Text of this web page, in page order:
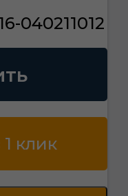
040211012
клик